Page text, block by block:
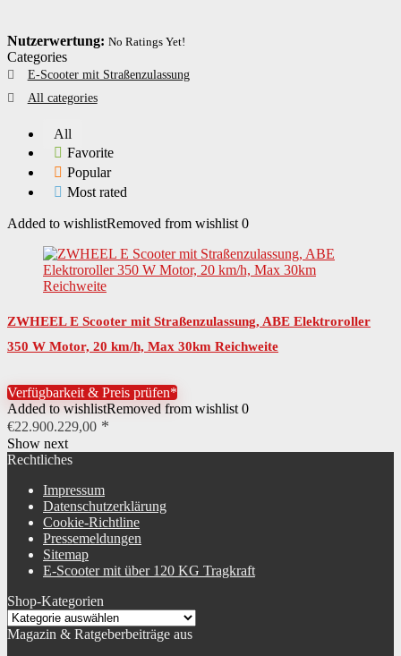
Nutzerwertung: No Ratings Yet!
Categories
E-Scooter mit Straßenzulassung
All categories
All
Favorite
Popular
Most rated
Added to wishlistRemoved from wishlist 0
ZWHEEL E Scooter mit Straßenzulassung, ABE Elektroroller
350 W Motor, 20 km/h, Max 30km Reichweite
Verfügbarkeit & Preis prüfen*
Added to wishlistRemoved from wishlist 0
€22.900.229,00
Show next
Rechtliches
Impressum
Datenschutzerklärung
Cookie-Richtline
Pressemeldungen
Sitemap
E-Scooter mit über 120 KG Tragkraft
Shop-Kategorien
Magazin & Ratgeberbeiträge aus